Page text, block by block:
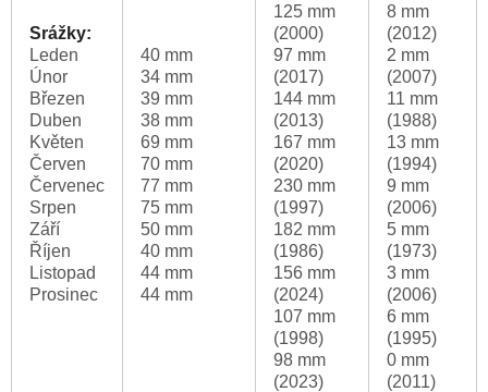
Srážky:
Leden
Únor
Březen
Duben
Květen
Červen
Červenec
Srpen
Září
Říjen
Listopad
Prosinec
40 mm
34 mm
39 mm
38 mm
69 mm
70 mm
77 mm
75 mm
50 mm
40 mm
44 mm
44 mm
125 mm
(2000)
97 mm
(2017)
144 mm
(2013)
167 mm
(2020)
230 mm
(1997)
182 mm
(1986)
156 mm
(2024)
107 mm
(1998)
98 mm
(2023)
8 mm
(2012)
2 mm
(2007)
11 mm
(1988)
13 mm
(1994)
9 mm
(2006)
5 mm
(1973)
3 mm
(2006)
6 mm
(1995)
0 mm
(2011)